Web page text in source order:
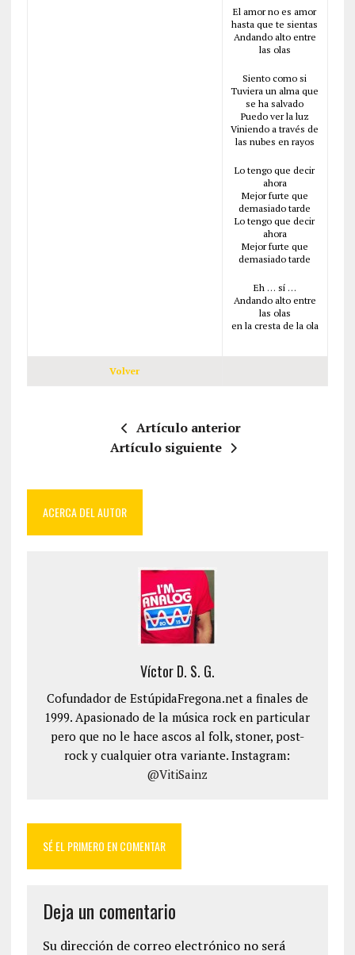
El amor no es amor
hasta que te sientas
Andando alto entre
las olas
Siento como si
Tuviera un alma que
se ha salvado
Puedo ver la luz
Viniendo a través de
las nubes en rayos
Lo tengo que decir
ahora
Mejor furte que
demasiado tarde
Lo tengo que decir
ahora
Mejor furte que
demasiado tarde
Eh … sí …
Andando alto entre
las olas
en la cresta de la ola
Volver
Artículo anterior
Artículo siguiente
ACERCA DEL AUTOR
Víctor D. S. G.
Cofundador de EstúpidaFregona.net a finales de
1999. Apasionado de la música rock en particular
pero que no le hace ascos al folk, stoner, post-
rock y cualquier otra variante. Instagram:
@VitiSainz
SÉ EL PRIMERO EN COMENTAR
Deja un comentario
Su dirección de correo electrónico no será